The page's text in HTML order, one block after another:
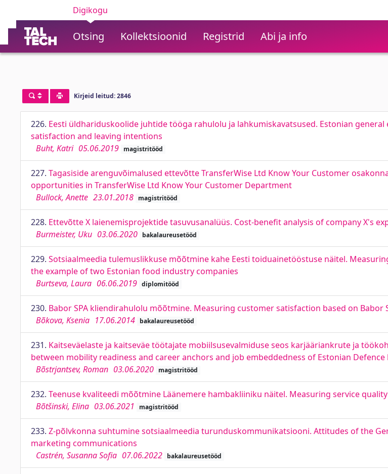
Digikogu
Otsing Kollektsioonid Registrid Abi ja info
Kirjeid leitud: 2846
226. Eesti üldhariduskoolide juhtide tööga rahulolu ja lahkumiskavatsused. Estonian general
satisfaction and leaving intentions
Buht, Katri 05.06.2019 magistritööd
227. Tagasiside arenguvõimalused ettevõtte TransferWise Ltd Know Your Customer
opportunities in TransferWise Ltd Know Your Customer Department
Bullock, Anette 23.01.2018 magistritööd
228. Ettevõtte X laienemisprojektide tasuvusanalüüs. Cost-benefit analysis of company X's
Burmeister, Uku 03.06.2020 bakalaureusetööd
229. Sotsiaalmeedia tulemuslikkuse mõõtmine kahe Eesti toiduainetööstuse näitel.
the example of two Estonian food industry companies
Burtseva, Laura 06.06.2019 diplomitööd
230. Babor SPA kliendirahulolu mõõtmine. Measuring customer satisfaction based on Babor
Bõkova, Ksenia 17.06.2014 bakalaureusetööd
231. Kaitseväelaste ja kaitseväe töötajate mobiilsusevalmiduse seos karjääriankrute ja
between mobility readiness and career anchors and job embeddedness of Estonian
Bõstrjantsev, Roman 03.06.2020 magistritööd
232. Teenuse kvaliteedi mõõtmine Läänemere hambakliiniku näitel. Measuring service
Bõtšinski, Elina 03.06.2021 magistritööd
233. Z-põlvkonna suhtumine sotsiaalmeedia turunduskommunikatsiooni. Attitudes of the
marketing communications
Castrén, Susanna Sofia 07.06.2022 bakalaureusetööd